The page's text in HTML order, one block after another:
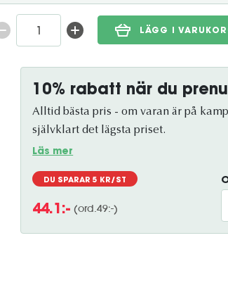
LÄGG I
10% rabatt när du
Alltid bästa pris - om varan är på
självklart det lägsta priset.
Läs mer
DU SPARAR5 KR/ST
44.1 :- (ord.49:-)